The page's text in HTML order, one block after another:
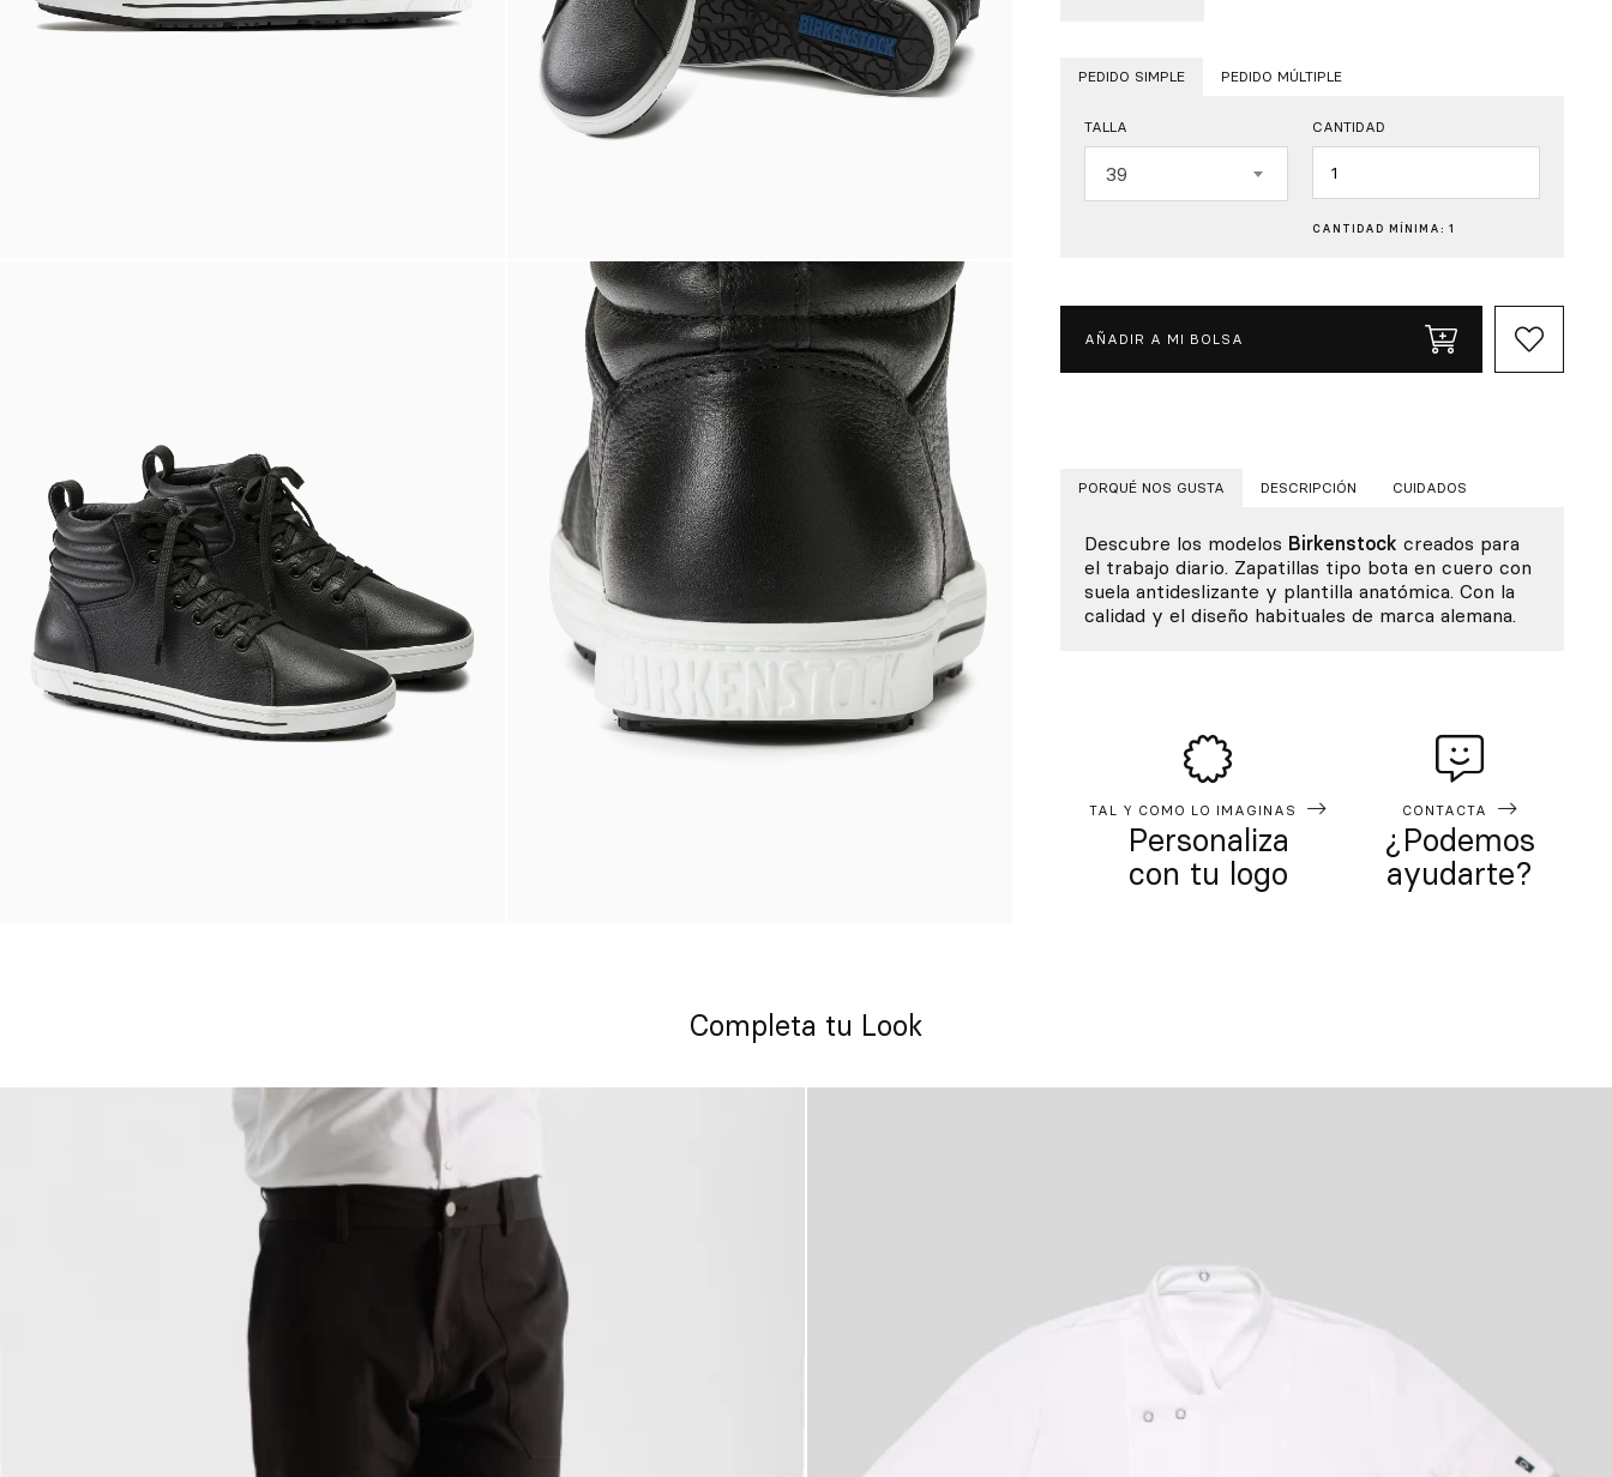
PEDIDO SIMPLE PEDIDO MÚLTIPLE
TALLA
39
CANTIDAD
CANTIDAD MÍNIMA: 1
AÑADIR A MI BOLSA
PORQUÉ NOS GUSTA DESCRIPCIÓN CUIDADOS
Descubre los modelos Birkenstock creados para
el trabajo diario. Zapatillas tipo bota en cuero con
suela antideslizante y plantilla anatómica. Con la
calidad y el diseño habituales de marca alemana.
TAL Y COMO LO IMAGINAS
Personaliza
con tu logo
CONTACTA
¿Podemos
ayudarte?
Completa tu Look